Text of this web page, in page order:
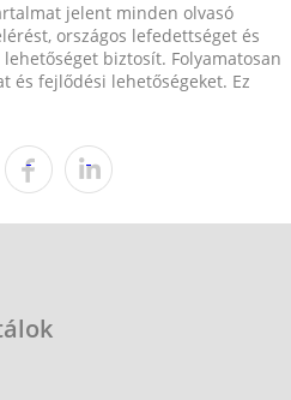
jelent minden olvasó
országos lefedettséget és
biztosít. Folyamatosan
és fejlődési lehetőségeket. Ez